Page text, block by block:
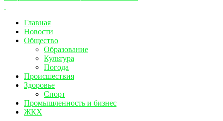
Главная
Новости
Общество
Образование
Культура
Погода
Происшествия
Здоровье
Спорт
Промышленность и бизнес
ЖКХ